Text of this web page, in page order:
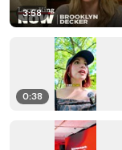
3:58
0:38